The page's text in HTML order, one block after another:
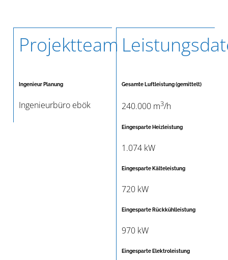
Projektteam
Ingenieur Planung
Ingenieurbüro ebök
Gesamte Luftleistung (gemittelt)
240.000 m3/h
Eingesparte Heizleistung
1.074 kW
Eingesparte Kälteleistung
720 kW
Eingesparte Rückkühlleistung
970 kW
Eingesparte Elektroleistung